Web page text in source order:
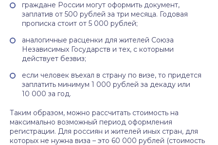
граждане России могут оформить документ,
заплатив от 500 рублей за три месяца. Годовая
прописка стоит от 5 000 рублей;
аналогичные расценки для жителей Союза
Независимых Государств и тех, с которыми
действует безвиз;
если человек въехал в страну по визе, то придется
заплатить минимум 1 000 рублей за декаду или
10 000 за год.
Таким образом, можно рассчитать стоимость на
максимально возможный период оформления
регистрации. Для россиян и жителей иных стран, для
которых не нужна виза – это 60 000 рублей (стоимость